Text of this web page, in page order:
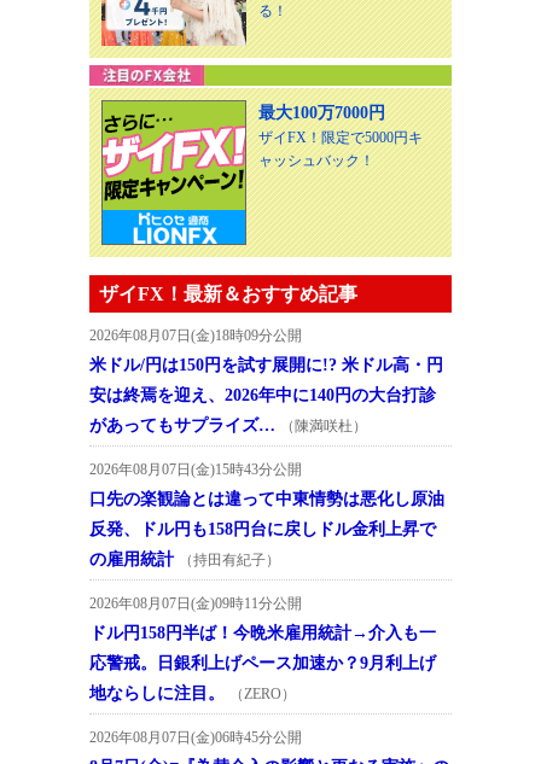
る！
最大100万7000円
ザイFX！限定で5000円キ
ャッシュバック！
ザイFX！最新＆おすすめ記事
2026年08月07日(金)18時09分公開
米ドル/円は150円を試す展開に!? 米ドル高・円
安は終焉を迎え、2026年中に140円の大台打診
があってもサプライズ…
（陳満咲杜）
2026年08月07日(金)15時43分公開
口先の楽観論とは違って中東情勢は悪化し原油
反発、ドル円も158円台に戻しドル金利上昇で
の雇用統計
（持田有紀子）
2026年08月07日(金)09時11分公開
ドル円158円半ば！今晩米雇用統計→介入も一
応警戒。日銀利上げペース加速か？9月利上げ
地ならしに注目。
（ZERO）
2026年08月07日(金)06時45分公開